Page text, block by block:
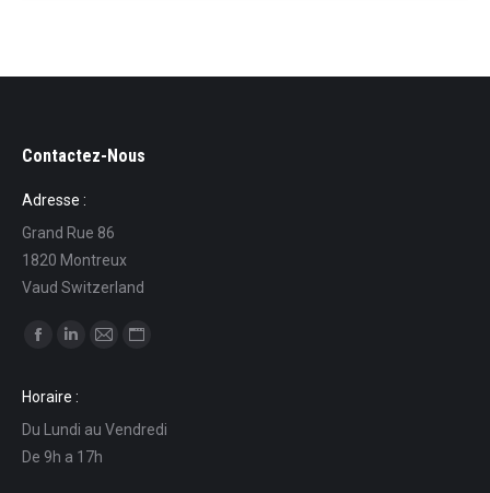
Contactez-Nous
Adresse :
Grand Rue 86
1820 Montreux
Vaud Switzerland
Find us on:
opens
in
new
opens
in
new
in
in
Horaire :
Du Lundi au Vendredi
De 9h a 17h